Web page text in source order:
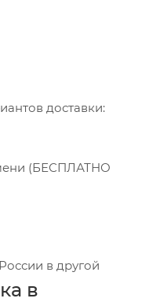
доставки:
(БЕСПЛАТНО
в другой
в